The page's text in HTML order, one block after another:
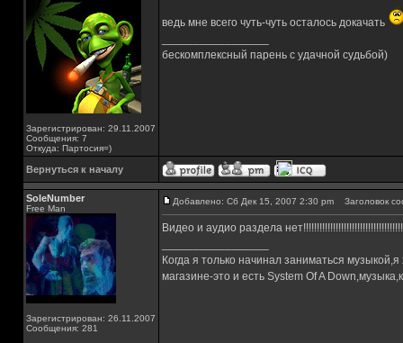
Зарегистрирован: 29.11.2007
Сообщения: 7
Откуда: Партосия=)
ведь мне всего чуть-чуть осталось докачать
бескомплексный парень с удачной судьбой)
Вернуться к началу
SoleNumber
Free Man
Зарегистрирован: 26.11.2007
Сообщения: 281
Добавлено: Сб Дек 15, 2007 2:30 pm Заголовок
Видео и аудио раздела
Когда я только начинал заниматься
магазине-это и есть System Of A